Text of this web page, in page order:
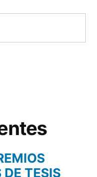
TESIS